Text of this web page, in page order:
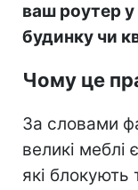
ваш роутер
будинку чи
Чому це
За словами
великі
які